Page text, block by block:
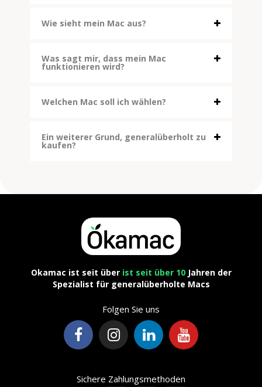
Wie sieht mein Mac aus?
Was sagt mir, dass mein Mac
funktionieren wird?
Welchen Mac soll ich wählen?
Ein weiterer Grund, generalüberholt zu
kaufen?
Okamac ist seit über ist seit über 10 Jahren der
Spezialist für generalüberholte Macs
Folgen Sie uns
Sichere Zahlungsmethoden